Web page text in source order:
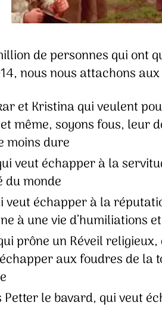
de personnes qui ont
nous nous attachons
et Kristina qui veulent
même, soyons fous, leur
moins dure
veut échapper à la
du monde
veut échapper à la
à une vie d’humiliations
prône un Réveil
aux foudres de la
Petter le bavard, qui veut